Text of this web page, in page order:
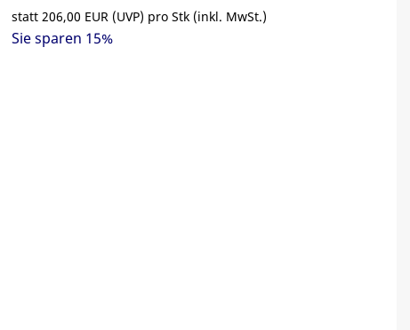
statt206,00 EUR (UVP) pro Stk (inkl. MwSt.)
Sie sparen 15%